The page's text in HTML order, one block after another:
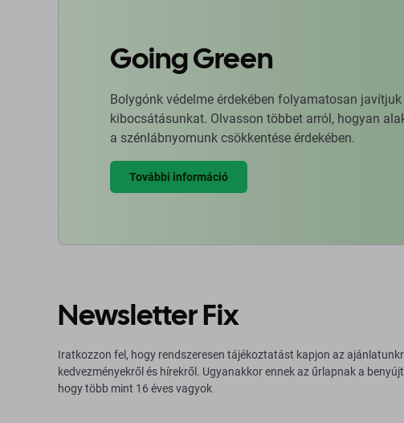
Going Green
Bolygónk védelme érdekében folyamatosan
kibocsátásunkat. Olvasson többet arról, hogyan
a szénlábnyomunk csökkentése érdekében.
További információ
Newsletter Fix
Iratkozzon fel, hogy rendszeresen tájékoztatást kapjon az
kedvezményekről és hírekről. Ugyanakkor ennek az űrlapnak a
hogy több mint 16 éves vagyok